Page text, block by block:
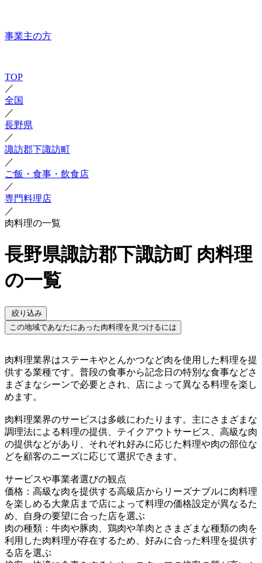
事業主の方
TOP
／
全国
／
長野県
／
諏訪郡下諏訪町
／
ご飯・食事・飲食店
／
専門料理店
／
肉料理の一覧
長野県諏訪郡下諏訪町 肉料理
の一覧
絞り込み
この地域であなたにあった肉料理を見つけるには
肉料理業界はステーキやとんかつなど肉を使用した料理を提
供する業種です。普段の食事から記念日の特別な食事などさ
まざまなシーンで必要とされ、店によって異なる料理を楽し
めます。
肉料理業界のサービスは多岐にわたります。主にさまざまな
調理法による料理の提供、テイクアウトサービス、高級な肉
の提供などがあり、それぞれ好みに応じた料理や肉の部位な
どを顧客のニーズに応じて選択できます。
サービスや事業者選びの観点
価格：高級な肉を提供する高級店からリーズナブルに肉料理
を楽しめる大衆店まで店によって料理の価格設定が異なるた
め、自身の要望に合った店を選ぶ
肉の種類：牛肉や豚肉、鶏肉や羊肉とさまざまな種類の肉を
利用した肉料理が存在するため、好みに合った料理を提供す
る店を選ぶ